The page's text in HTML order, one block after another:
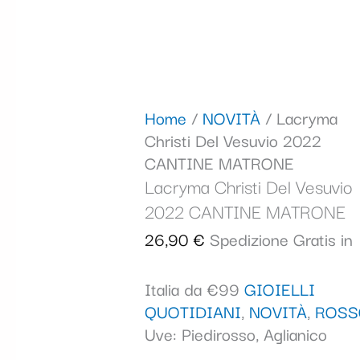
Home / NOVITÀ / Lacryma
Christi Del Vesuvio 2022
CANTINE MATRONE
Lacryma Christi Del Vesuvio
2022 CANTINE MATRONE
26,90€ Spedizione Gratis in
Italia da €99GIOIELLI
QUOTIDIANI, NOVITÀ,
Uve: Piedirosso, Aglianico